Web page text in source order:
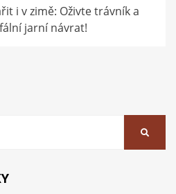
i v zimě: Oživte trávník a
jarní návrat!